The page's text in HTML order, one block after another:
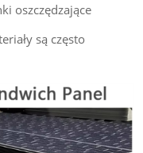
oszczędzające
są często